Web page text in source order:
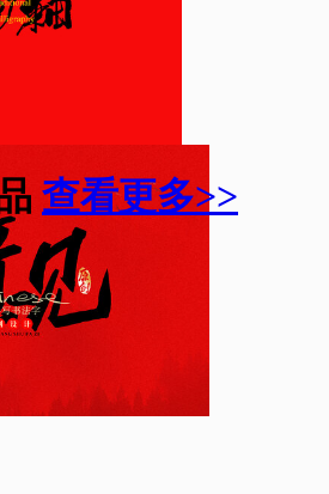
查看更多>>